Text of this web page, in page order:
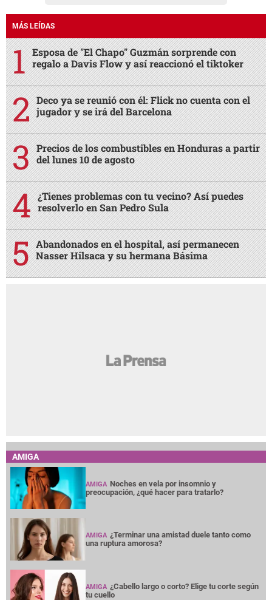
MÁS LEÍDAS
Esposa de "El Chapo" Guzmán sorprende con
regalo a Davis Flow y así reaccionó el tiktoker
Deco ya se reunió con él: Flick no cuenta con el
jugador y se irá del Barcelona
Precios de los combustibles en Honduras a partir
del lunes 10 de agosto
¿Tienes problemas con tu vecino? Así puedes
resolverlo en San Pedro Sula
Abandonados en el hospital, así permanecen
Nasser Hilsaca y su hermana Básima
AMIGA
AMIGA Noches en vela por insomnio y
preocupación, ¿qué hacer para tratarlo?
AMIGA ¿Terminar una amistad duele tanto como
una ruptura amorosa?
AMIGA ¿Cabello largo o corto? Elige tu corte según
tu cuello